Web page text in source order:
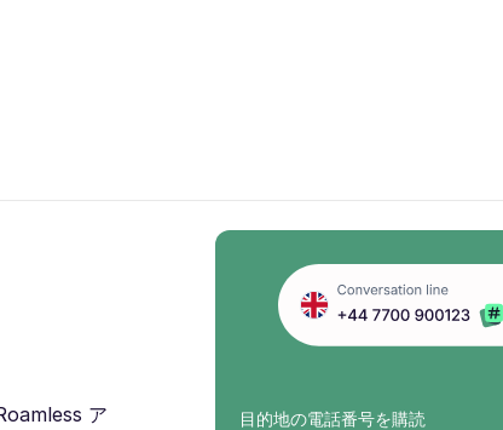
ア
目的地の電話番号を購読